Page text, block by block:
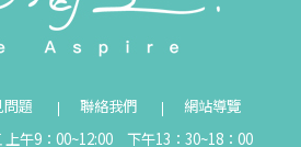
問題 聯絡我們
網站導覽
上午9：00~12:00 下午13：30~18：00